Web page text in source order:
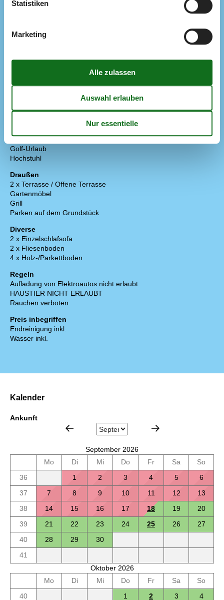
Kühlschrank m/Gefrierfach
213-Liter-Kühlschrank und 87-Liter-Gefrierschrank
Waschmaschine
Wasserkocher
Deutsche Kanäle
Parabol
Extra
Golf-Urlaub
Hochstuhl
Draußen
2 x Terrasse / Offene Terrasse
Gartenmöbel
Grill
Parken auf dem Grundstück
Diverse
2 x Einzelschlafsofa
2 x Fliesenboden
4 x Holz-/Parkettboden
Regeln
Aufladung von Elektroautos nicht erlaubt
HAUSTIER NICHT ERLAUBT
Rauchen verboten
Preis inbegriffen
Endreinigung inkl.
Wasser inkl.
Kalender
Ankunft
September 2026
Mo
Di Mi Do Fr Sa
So
36
1 2 3 4 5
6
37
7 8 9 10 11 12
13
38
14 15 16 17 18 19
20
39
21 22 23 24 25 26
27
40
28 29
30
41
Oktober 2026
Mo
Di Mi Do Fr Sa
So
40
1 2 3
4
Statistiken
Marketing